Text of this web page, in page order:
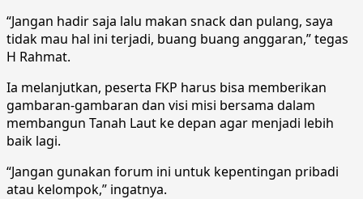
“Jangan hadir saja lalu makan snack dan pulang, saya
tidak mau hal ini terjadi, buang buang anggaran,” tegas
H Rahmat.
Ia melanjutkan, peserta FKP harus bisa memberikan
gambaran-gambaran dan visi misi bersama dalam
membangun Tanah Laut ke depan agar menjadi lebih
baik lagi.
“Jangan gunakan forum ini untuk kepentingan pribadi
atau kelompok,” ingatnya.